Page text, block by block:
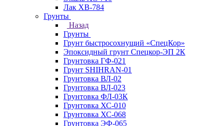
Лак ХВ-784
Грунты
Назад
Грунты
Грунт быстросохнущий «СпецКор»
Эпоксидный грунт Спецкор-ЭП 2К
Грунтовка ГФ-021
Грунт SHIHRAN-01
Грунтовка ВЛ-02
Грунтовка ВЛ-023
Грунтовка ФЛ-03К
Грунтовка ХС-010
Грунтовка ХС-068
Грунтовка ЭФ-065